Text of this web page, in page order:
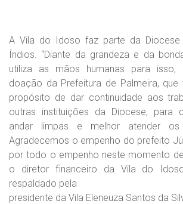
A Vila do Idoso faz parte da Diocese
Índios. “Diante da grandeza e da
utiliza as mãos humanas para isso,
doação da Prefeitura de Palmeira, que
propósito de dar continuidade aos
outras instituições da Diocese, para
andar limpas e melhor atender os
Agradecemos o empenho do prefeito
por todo o empenho neste momento de
o diretor financeiro da Vila do
respaldado pela
presidente da Vila Eleneuza Santos da